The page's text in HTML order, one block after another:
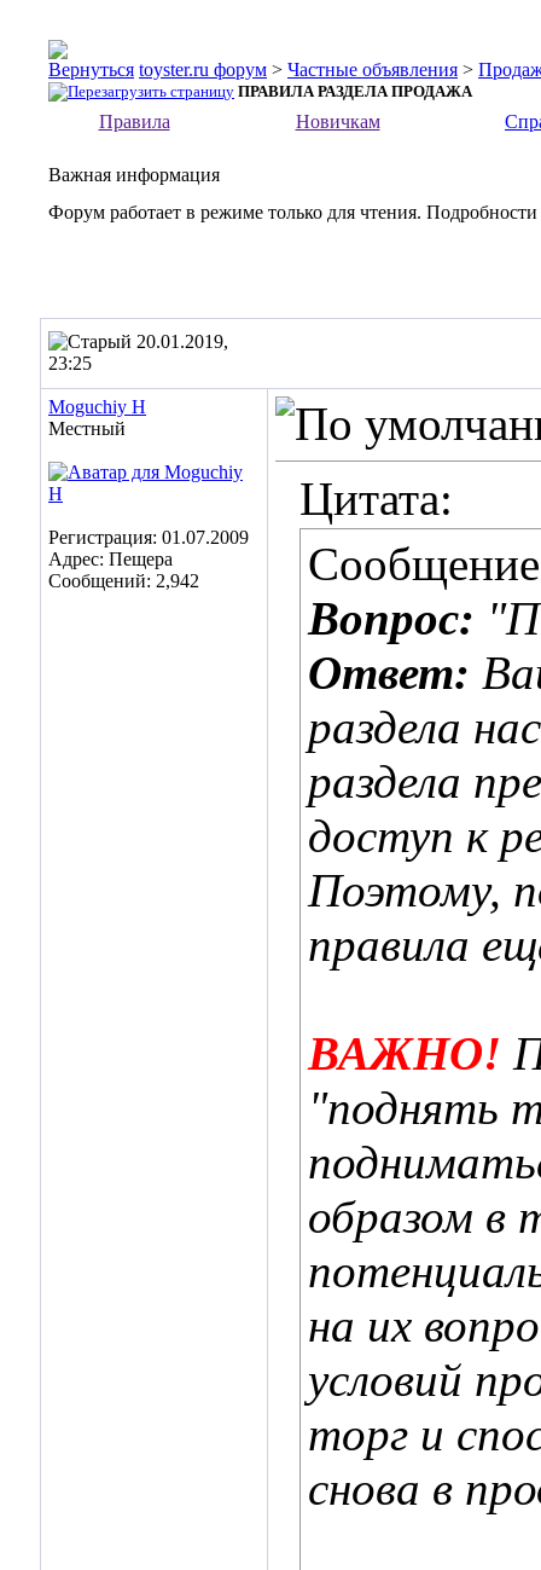
toyster.ru форум > Частные объявления >
ПРАВИЛА РАЗДЕЛА ПРОДАЖА
Правила Новичкам
Важная информация
Форум работает в режиме только для чтения.
20.01.2019,
23:25
Moguchiy H
Местный
Регистрация: 01.07.2009
Адрес: Пещера
Сообщений: 2,942
Цитата:
Вопрос:
Ответ:
раздела
раздела
доступ к
Поэтому,
правила
ВАЖНО!
"поднять
образом в
на их
условий
торг и
снова в